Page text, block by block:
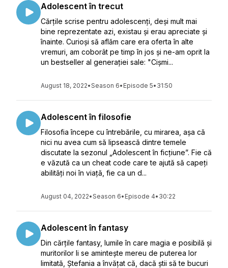
Adolescent în trecut
Cărțile scrise pentru adolescenți, deși mult mai
bine reprezentate azi, existau și erau apreciate și
înainte. Curioși să aflăm care era oferta în alte
vremuri, am coborât pe timp în jos și ne-am oprit la
un bestseller al generației sale: "Cișmi...
August 18, 2022•Season 6• Episode 5• 31:50
Adolescent în filosofie
Filosofia începe cu întrebările, cu mirarea, așa că
nici nu avea cum să lipsească dintre temele
discutate la sezonul „Adolescent în ficțiune”. Fie că
e văzută ca un cheat code care te ajută să capeți
abilități noi în viață, fie ca un d...
August 04, 2022•Season 6• Episode 4• 30:22
Adolescent în fantasy
Din cărțile fantasy, lumile în care magia e posibilă și
muritorilor li se amintește mereu de puterea lor
limitată, Ștefania a învățat că, dacă știi să te bucuri